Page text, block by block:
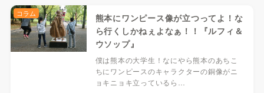
熊本にワンピース像が立つってよ！な
ら行くしかねぇよなぁ！！『ルフィ＆
ウソップ』
僕は熊本の大学生！なにやら熊本のあちこ
ちにワンピースのキャラクターの銅像がニ
ョキニョキ立っているら…
コラム